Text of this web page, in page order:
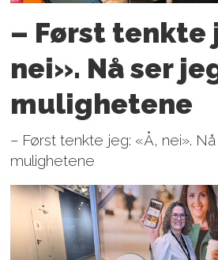
– Først tenkte
nei». Nå ser
mulighetene
– Først tenkte jeg: «Å, nei».
mulighetene